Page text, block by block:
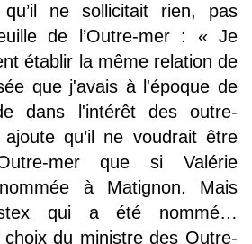
ne sollicitait rien, pas
de l’Outre-mer : « Je
établir la même relation de
que j'avais à l'époque de
dans l'intérêt des outre-
qu’il ne voudrait être
mer que si Valérie
à Matignon. Mais
qui a été nommé…
du ministre des Outre-